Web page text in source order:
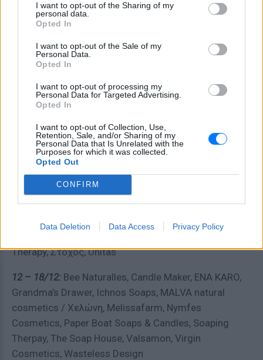
I want to opt-out of the Sharing of my
personal data.
Opted In
I want to opt-out of the Sale of my
Personal Data.
Opted In
I want to opt-out of processing my
Personal Data for Targeted Advertising.
Opted In
I want to opt-out of Collection, Use,
Retention, Sale, and/or Sharing of my
Personal Data that Is Unrelated with the
Purposes for which it was collected.
Opted Out
CONFIRM
Data Deletion Data Access Privacy Policy
j.a.m., Keno Jewelry, Kilimi Jewellery, Kimothoe, La
JOYa, Maridee, MIRTO-ART, Missi Neza, North & South
12 – 18/12: Blue Margarita, Constance Jewelry Design,
Jousourum, Kristia Lazarie, Kyma, Loop.a, Loveisall,
Mademoiselle, Μαρμαρώ, Myrtilo Jewelry, Paper
Studio – Anastasia Ioannidi, Penny’s Crafts, PHI, Sofia
Tzifopoulou, Thoosa, Vp-art, Xoutous, Zeta
•Mind, Body & Soul:
9 – 11/12:Aurora Art Project, Bee Naturalles, Candle
Maker, The Hydrean, Ichnos Soaps, Melissafarm,
Melissokomia Mentis, Nymfes Cosmetics, Paper Boat
Therapy, Στόχος, Unitas
12 – 18/12: Bee Naturalles, Candle Maker, ENA KARO,
Grandma’s Drawer, Ichnos Soaps, MALVA natural
cosmetics / Χελώνη, Melissafarm, Nymfes
Cosmetics, Paper Boat Soaps & Candles, Soaping
Therpay, The Soap House, Valsamon, Virgin
Cosmetics, Wasteless Design